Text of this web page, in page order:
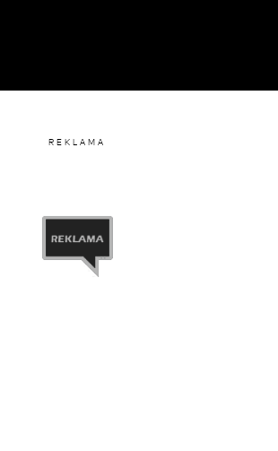
REKLAMA